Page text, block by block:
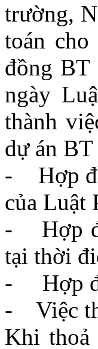
trường,
toán
đồng BT
ngày
thành
dự án
- Hợp
của Luật
- Hợp
tại thời
- Hợp
- Việc
Khi thoả